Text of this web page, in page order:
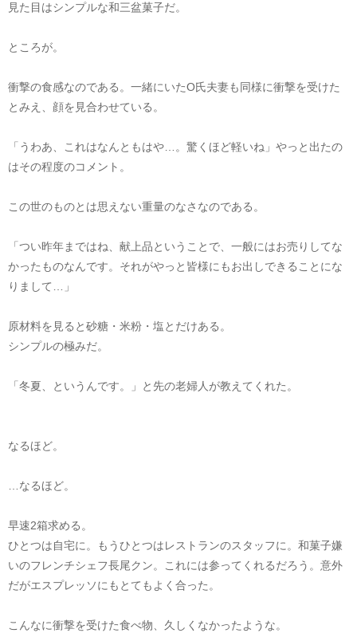
見た目はシンプルな和三盆菓子だ。
ところが。
衝撃の食感なのである。一緒にいたO氏夫妻も同様に衝撃を受けた
とみえ、顔を見合わせている。
「うわあ、これはなんともはや…。驚くほど軽いね」やっと出たの
はその程度のコメント。
この世のものとは思えない重量のなさなのである。
「つい昨年まではね、献上品ということで、一般にはお売りしてな
かったものなんです。それがやっと皆様にもお出しできることにな
りまして…」
原材料を見ると砂糖・米粉・塩とだけある。
シンプルの極みだ。
「冬夏、というんです。」と先の老婦人が教えてくれた。
なるほど。
…なるほど。
早速2箱求める。
ひとつは自宅に。もうひとつはレストランのスタッフに。和菓子嫌
いのフレンチシェフ長尾クン。これには参ってくれるだろう。意外
だがエスプレッソにもとてもよく合った。
こんなに衝撃を受けた食べ物、久しくなかったような。